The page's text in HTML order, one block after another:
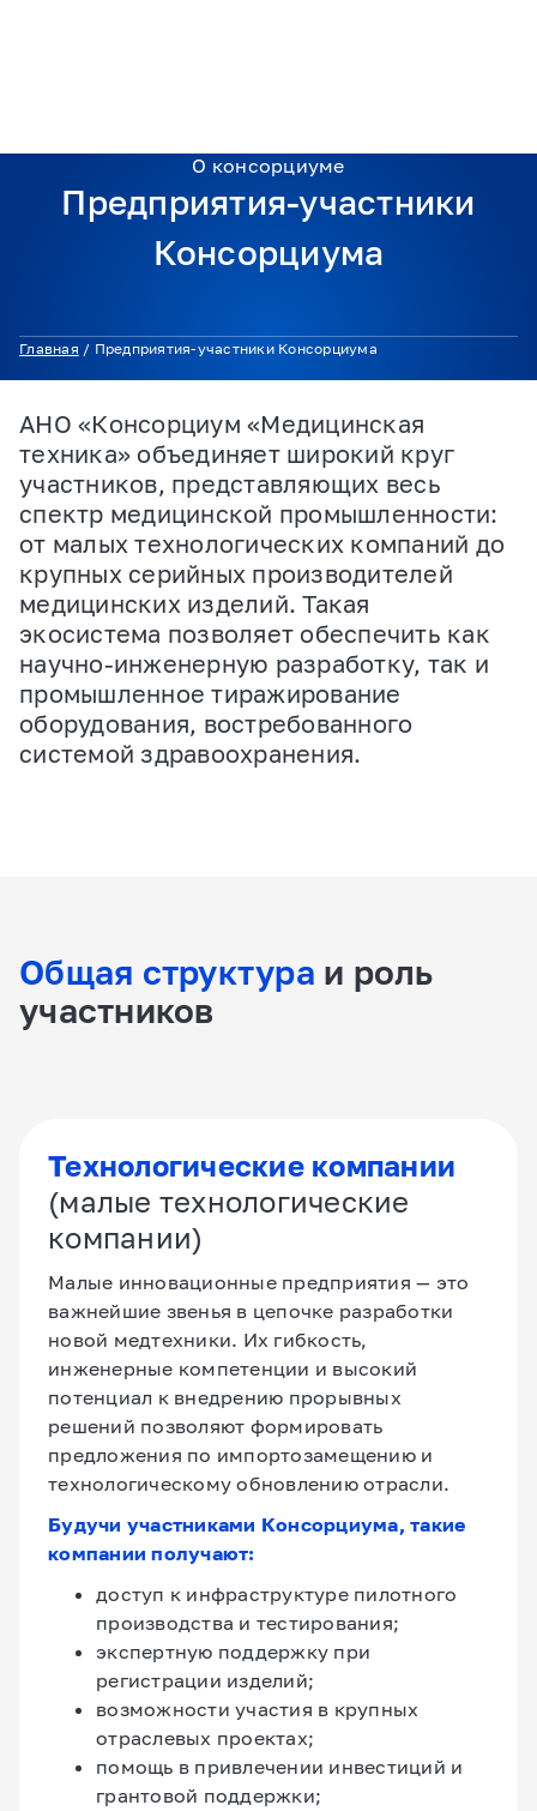
О консорциуме
Предприятия-участники
Консорциума
Главная / Предприятия-участники Консорциума
АНО «Консорциум «Медицинская
техника» объединяет широкий круг
участников, представляющих весь
спектр медицинской промышленности:
от малых технологических компаний до
крупных серийных производителей
медицинских изделий. Такая
экосистема позволяет обеспечить как
научно-инженерную разработку, так и
промышленное тиражирование
оборудования, востребованного
системой здравоохранения.
Общая структура и роль
участников
Технологические компании
(малые технологические
компании)
Малые инновационные предприятия — это
важнейшие звенья в цепочке разработки
новой медтехники. Их гибкость,
инженерные компетенции и высокий
потенциал к внедрению прорывных
решений позволяют формировать
предложения по импортозамещению и
технологическому обновлению отрасли.
Будучи участниками Консорциума, такие
компании получают:
доступ к инфраструктуре пилотного
производства и тестирования;
экспертную поддержку при
регистрации изделий;
возможности участия в крупных
отраслевых проектах;
помощь в привлечении инвестиций и
грантовой поддержки;